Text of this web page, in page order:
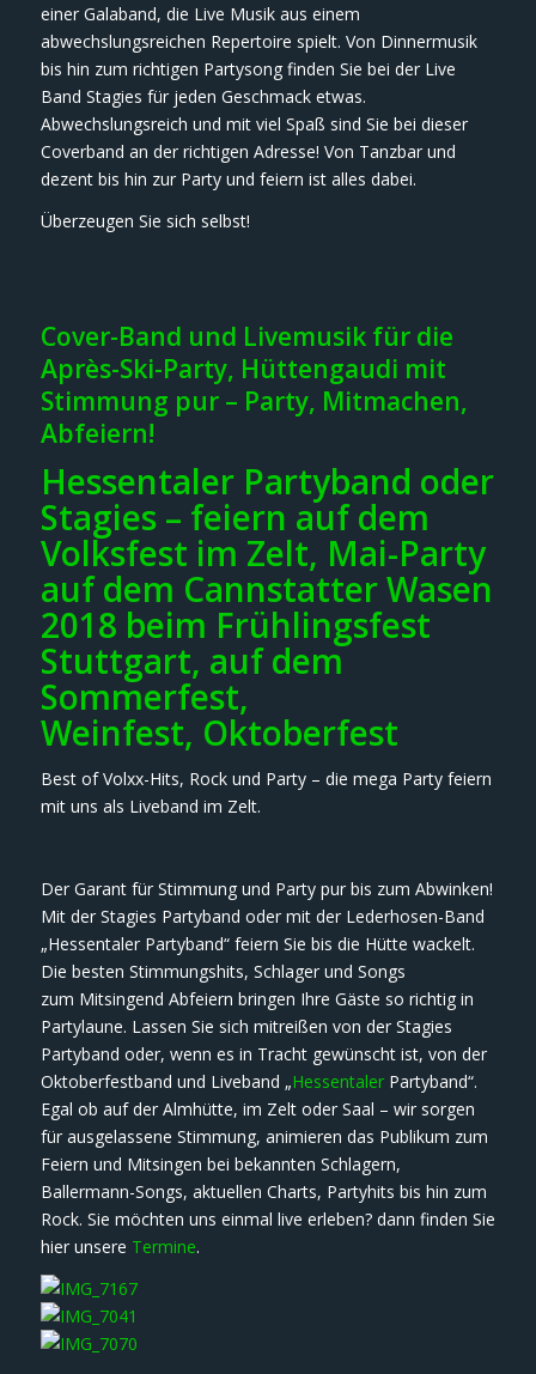
einer Galaband, die Live Musik aus einem
abwechslungsreichen Repertoire spielt. Von Dinnermusik
bis hin zum richtigen Partysong finden Sie bei der Live
Band Stagies für jeden Geschmack etwas.
Abwechslungsreich und mit viel Spaß sind Sie bei dieser
Coverband an der richtigen Adresse! Von Tanzbar und
dezent bis hin zur Party und feiern ist alles dabei.
Überzeugen Sie sich selbst!
Cover-Band und Livemusik für die
Après-Ski-Party, Hüttengaudi mit
Stimmung pur – Party, Mitmachen,
Abfeiern!
Hessentaler Partyband oder
Stagies – feiern auf dem
Volksfest im Zelt, Mai-Party
auf dem Cannstatter Wasen
2018 beim Frühlingsfest
Stuttgart, auf dem
Sommerfest,
Weinfest, Oktoberfest
Best of Volxx-Hits, Rock und Party – die mega Party feiern
mit uns als Liveband im Zelt.
Der Garant für Stimmung und Party pur bis zum Abwinken!
Mit der Stagies Partyband oder mit der Lederhosen-Band
„Hessentaler Partyband“ feiern Sie bis die Hütte wackelt.
Die besten Stimmungshits, Schlager und Songs
zum Mitsingend Abfeiern bringen Ihre Gäste so richtig in
Partylaune. Lassen Sie sich mitreißen von der Stagies
Partyband oder, wenn es in Tracht gewünscht ist, von der
Oktoberfestband und Liveband „HessentalerPartyband“.
Egal ob auf der Almhütte, im Zelt oder Saal – wir sorgen
für ausgelassene Stimmung, animieren das Publikum zum
Feiern und Mitsingen bei bekannten Schlagern,
Ballermann-Songs, aktuellen Charts, Partyhits bis hin zum
Rock. Sie möchten uns einmal live erleben? dann finden Sie
hier unsere Termine.